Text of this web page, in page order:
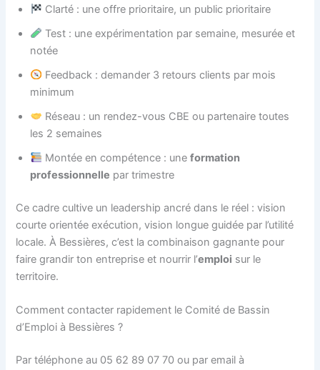
Clarté : une offre prioritaire, un public prioritaire
Test : une expérimentation par semaine, mesurée et
notée
Feedback : demander 3 retours clients par mois
minimum
Réseau : un rendez-vous CBE ou partenaire toutes
les 2 semaines
Montée en compétence : uneformation
professionnelle par trimestre
Ce cadre cultive un leadership ancré dans le réel : vision
courte orientée exécution, vision longue guidée par l’utilité
locale. À Bessières, c’est la combinaison gagnante pour
faire grandir ton entreprise et nourrir l’emploi sur le
territoire.
Comment contacter rapidement le Comité de Bassin
d’Emploi à Bessières ?
Par téléphone au 05 62 89 07 70 ou par email à